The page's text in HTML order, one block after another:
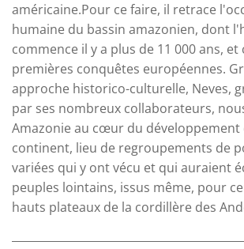
américaine.Pour ce faire, il retrace
humaine du bassin amazonien, dont
commence il y a plus de 11 000 ans,
premières conquêtes européennes.
approche historico-culturelle, Neves,
par ses nombreux collaborateurs,
Amazonie au cœur du développement
continent, lieu de regroupements de
variées qui y ont vécu et qui auraient
peuples lointains, issus même, pour
hauts plateaux de la cordillère des